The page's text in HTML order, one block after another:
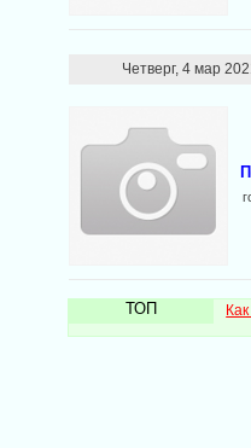
Четверг, 4 мар
ТОП